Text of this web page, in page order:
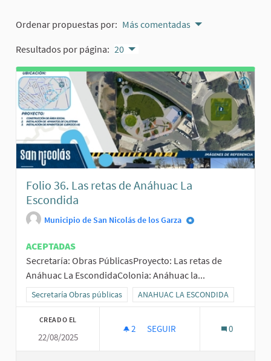
Ordenar propuestas por: Más comentadas
Resultados por página: 20
Folio 36. Las retas de Anáhuac La
Escondida
Municipio de San Nicolás de los Garza
ACEPTADAS
Secretaría: Obras PúblicasProyecto: Las retas de
Anáhuac La EscondidaColonia: Anáhuac la...
Resultados al filtrar por la categoría: Secretaría Obras públicas
Secretaría Obras públicas Resultados al filtrar por el ámbito:
ANAHUAC LA ESCONDIDA
CREADO EL
22/08/2025
2 2 SEGUIDORAS
SEGUIR 0